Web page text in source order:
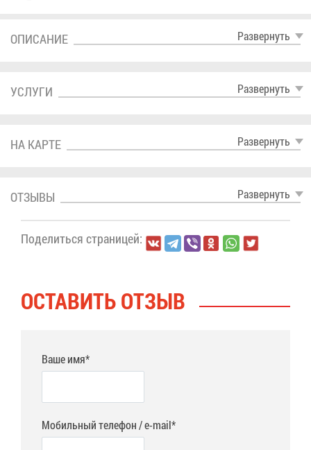
Раз­вер­нуть
ОПИ­СА­НИЕ
Раз­вер­нуть
УСЛУ­ГИ
Раз­вер­нуть
НА КАР­ТЕ
Раз­вер­нуть
ОТ­ЗЫ­ВЫ
По­де­лить­ся стра­ни­цей:
ОСТА­ВИТЬ ОТ­ЗЫВ
Ваше имя*
Мобильный телефон / e-mail*